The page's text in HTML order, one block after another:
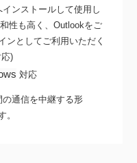
ンストールして使用し
性も高く、Outlookをご
ンとしてご利用いただく
)
対応
通信を中継する形
。